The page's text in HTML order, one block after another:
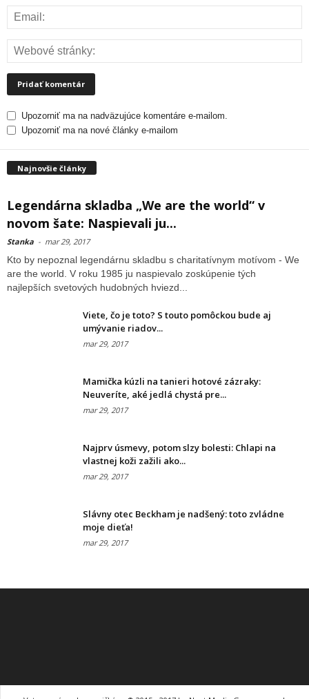
Upozorniť ma na nadväzujúce komentáre e-mailom.
Upozorniť ma na nové články e-mailom
Najnovšie články
Legendárna skladba „We are the world“ v
novom šate: Naspievali ju...
Stanka - mar 29, 2017
Kto by nepoznal legendárnu skladbu s charitatívnym motívom - We
are the world. V roku 1985 ju naspievalo zoskúpenie tých
najlepších svetových hudobných hviezd...
Viete, čo je toto? S touto pomôckou bude aj
umývanie riadov...
mar 29, 2017
Mamička kúzli na tanieri hotové zázraky:
Neuveríte, aké jedlá chystá pre...
mar 29, 2017
Najprv úsmevy, potom slzy bolesti: Chlapi na
vlastnej koži zažili ako...
mar 29, 2017
Slávny otec Beckham je nadšený: toto zvládne
moje dieťa!
mar 29, 2017